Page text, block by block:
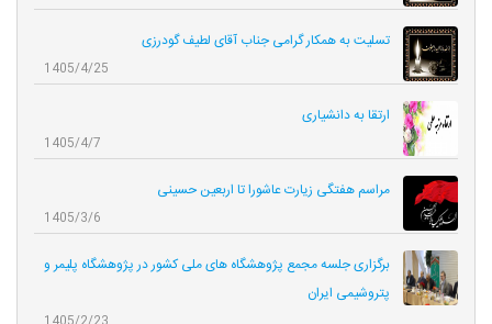
تسلیت به همکار گرامی جناب آقای لطیف گودرزی
1405/4/25
ارتقا به دانشیاری
1405/4/7
مراسم هفتگی زیارت عاشورا تا اربعین حسینی
1405/3/6
برگزاری جلسه مجمع پژوهشگاه های ملی کشور در پژوهشگاه پلیمر و
پتروشیمی ایران